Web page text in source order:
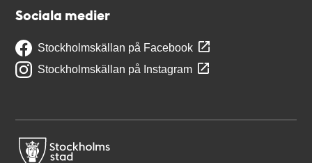
Sociala medier
Stockholmskällan på Facebook
Stockholmskällan på Instagram